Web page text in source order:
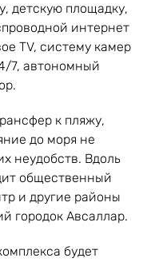
детскую площадку,
интернет
TV, систему камер
7, автономный
к пляжу,
до моря не
неудобств. Вдоль
общественный
и другие районы
городок Авсаллар.
будет